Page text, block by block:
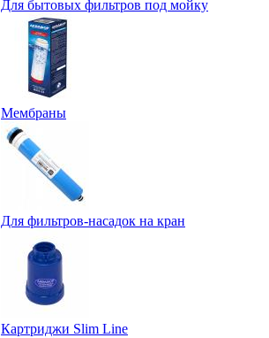
Для бытовых фильтров под мойку
Мембраны
Для фильтров-насадок на кран
Картриджи Slim Line